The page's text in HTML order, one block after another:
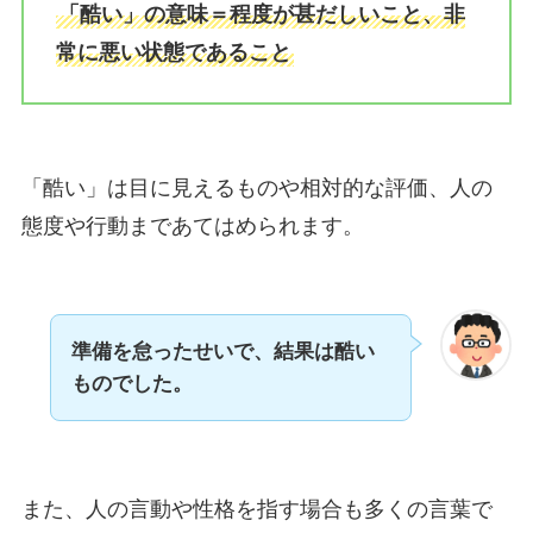
「酷い」の意味＝程度が甚だしいこと、非
常に悪い状態であること
「酷い」は目に見えるものや相対的な評価、人の
態度や行動まであてはめられます。
準備を怠ったせいで、結果は酷い
ものでした。
また、人の言動や性格を指す場合も多くの言葉で